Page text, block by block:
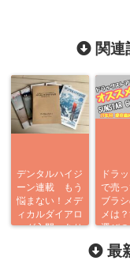
関連
デンタルハイジ
ーン連載 もう
悩まない！メデ
ィカルダイアロ
ーグ入門 あり
ドラ
で売
ブラ
メは
選び
紹介
最